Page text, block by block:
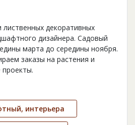
лиственных декоративных
дизайнера. Садовый
марта до середины ноября.
заказы на растения и
интерьера